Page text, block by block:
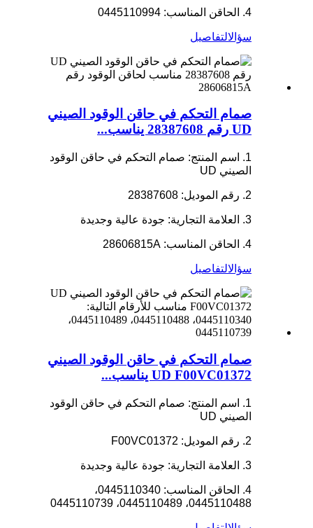
4. الحاقن المناسب: 0445110994
سؤالالتفاصيل
صمام التحكم في حاقن الوقود الصيني
UD رقم 28387608 يناسب...
1. اسم المنتج: صمام التحكم في حاقن الوقود
الصيني UD
2. رقم الموديل: 28387608
3. العلامة التجارية: جودة عالية وجديدة
4. الحاقن المناسب: 28606815A
سؤالالتفاصيل
صمام التحكم في حاقن الوقود الصيني
UD F00VC01372 يناسب...
1. اسم المنتج: صمام التحكم في حاقن الوقود
الصيني UD
2. رقم الموديل: F00VC01372
3. العلامة التجارية: جودة عالية وجديدة
4. الحاقن المناسب: 0445110340،
0445110488، 0445110489، 0445110739